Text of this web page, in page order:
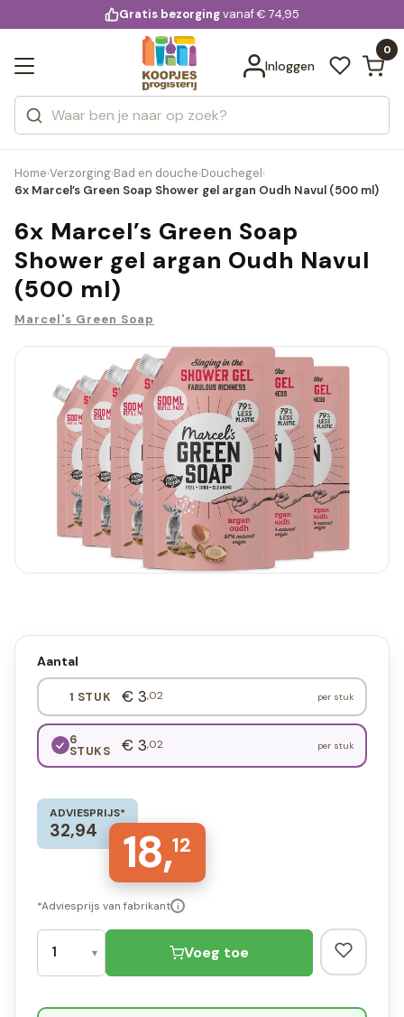
voor 20:00 uur besteld
Gratis bezorgingvanaf € 74,95
Inloggen
0
Zoeken
Categorieën
Merken
Bekijk alle resultaten
Home›Verzorging›Bad en douche›Douchegel›
6x Marcel’s Green Soap Shower gel argan Oudh Navul (500 ml)
6x Marcel’s Green Soap
Shower gel argan Oudh Navul
(500 ml)
Marcel's Green Soap
Aantal
1 STUK € 3,02 per stuk
6
STUKS € 3,02 per stuk
ADVIESPRIJS*
32,94 18,12
*Adviesprijs van fabrikant i
Voeg toe